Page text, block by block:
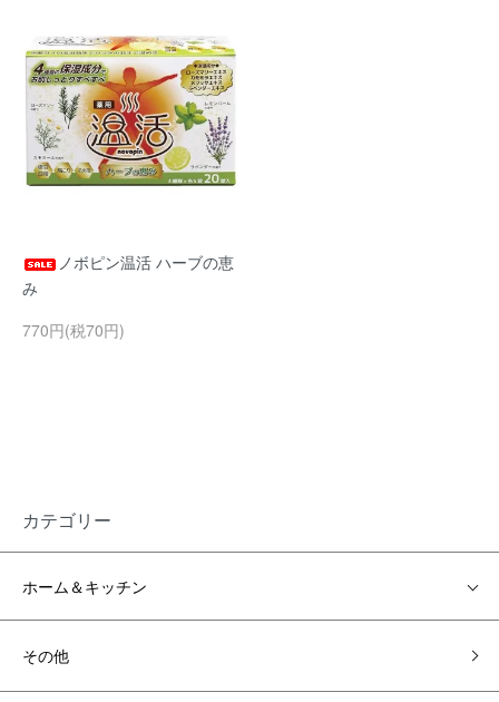
ノボピン温活 ハーブの恵
み
770円(税70円)
カテゴリー
ホーム＆キッチン
その他